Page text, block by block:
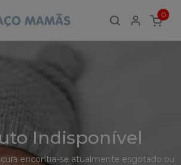
0
ITEMS
Indisponível
encontra-se atualmente esgotado ou